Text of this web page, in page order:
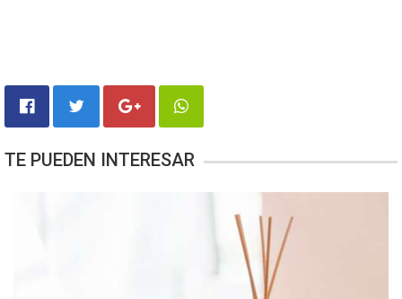
TE PUEDEN INTERESAR